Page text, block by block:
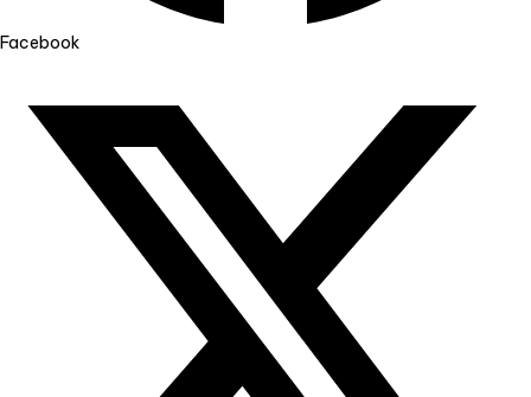
Facebook